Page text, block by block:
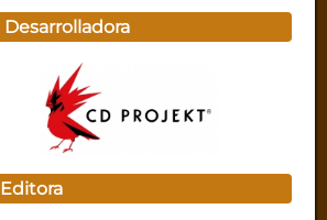
Desarrolladora
Editora